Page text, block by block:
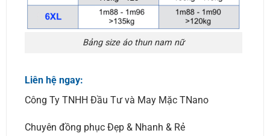
Bảng size áo thun nam nữ
Liên hệ ngay:
Công Ty TNHH Đầu Tư và May Mặc TNano
Chuyên đồng phục Đẹp & Nhanh & Rẻ